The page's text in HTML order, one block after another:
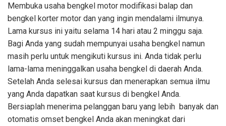
Membuka usaha bengkel motor modifikasi balap dan
bengkel korter motor dan yang ingin mendalami ilmunya.
Lama kursus ini yaitu selama 14 hari atau 2 minggu saja.
Bagi Anda yang sudah mempunyai usaha bengkel namun
masih perlu untuk mengikuti kursus ini. Anda tidak perlu
lama-lama meninggalkan usaha bengkel di daerah Anda.
Setelah Anda selesai kursus dan menerapkan semua ilmu
yang Anda dapatkan saat kursus di bengkel Anda.
Bersiaplah menerima pelanggan baru yang lebih banyak dan
otomatis omset bengkel Anda akan meningkat dari